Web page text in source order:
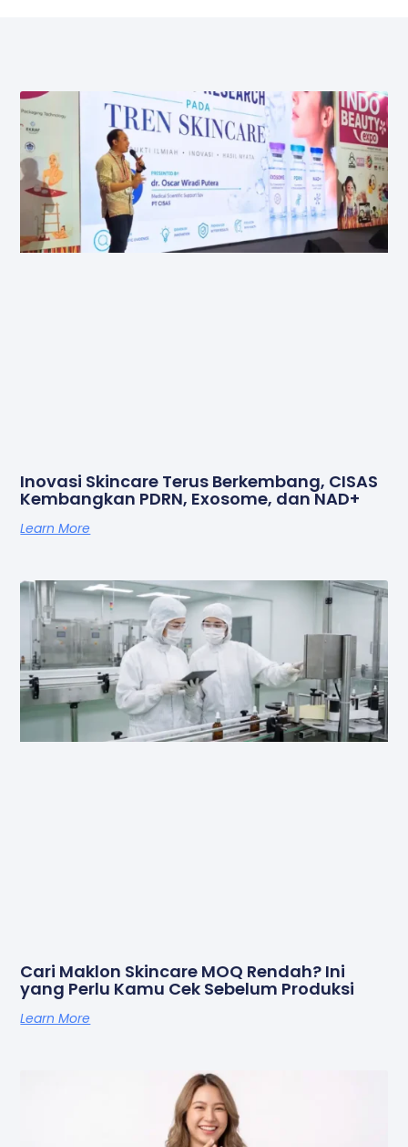
Inovasi Skincare Terus Berkembang, CISAS
Kembangkan PDRN, Exosome, dan NAD+
Learn More
Cari Maklon Skincare MOQ Rendah? Ini
yang Perlu Kamu Cek Sebelum Produksi
Learn More